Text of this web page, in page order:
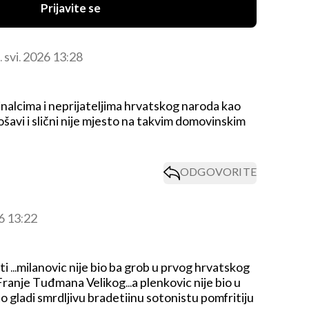
Prijavite se
svi. 2026 13:28
i neprijateljima hrvatskog naroda kao
i slični nije mjesto na takvim domovinskim
ODGOVORITE
13:22
...milanovic nije bio ba grob u prvog hrvatskog
Tuđmana Velikog...a plenkovic nije bio u
gladi smrdljivu bradetiinu sotonistu pomfritiju